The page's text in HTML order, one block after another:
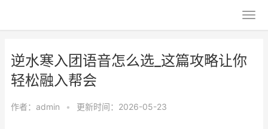
逆水寒入团语音怎么选_这篇攻略让你
轻松融入帮会
作者： admin • 更新时间：2026-05-23